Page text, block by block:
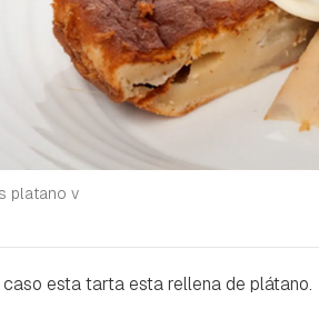
platano v
esta tarta esta rellena de plátano.